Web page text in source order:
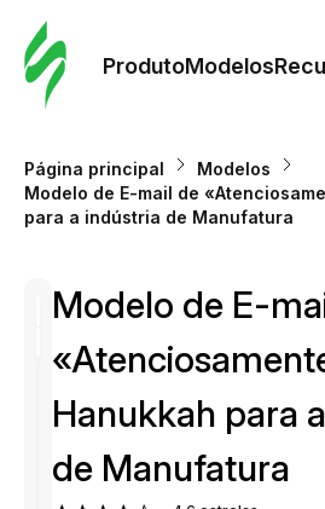
ProdutoModelos
Página principal
Modelos
Modelo de E-mail de
para a indústria de Manufatura
Modelo de E-
Hanukkah para
de Manufatura